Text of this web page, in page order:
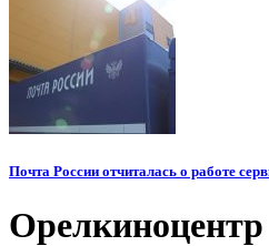
Почта России отчиталась о работе
Орелкиноцентр